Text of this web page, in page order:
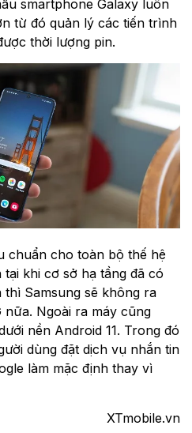
smartphone Galaxy luôn
từ đó quản lý các tiến trình
thời lượng pin.
chuẩn cho toàn bộ thế hệ
tại khi cơ sở hạ tầng đã có
thì Samsung sẽ không ra
nữa. Ngoài ra máy cũng
nền Android 11. Trong đó
dùng đặt dịch vụ nhắn tin
làm mặc định thay vì
XTmobile.vn